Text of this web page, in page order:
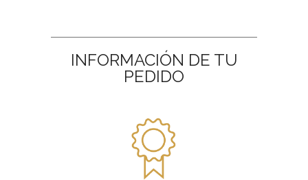
INFORMACIÓN DE TU
PEDIDO